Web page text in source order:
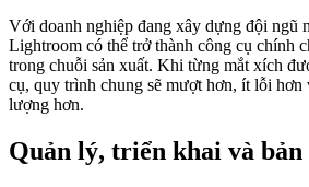
Với doanh nghiệp đang xây dựng đội ngũ
Lightroom có thể trở thành công cụ chính
trong chuỗi sản xuất. Khi từng mắt xích
cụ, quy trình chung sẽ mượt hơn, ít lỗi hơn
lượng hơn.
Quản lý, triển khai và bản